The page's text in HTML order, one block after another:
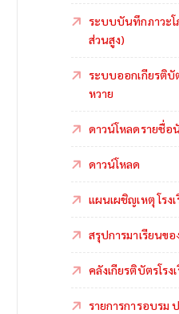
ระบบบันทึกภาวะ
ส่วนสูง)
ระบบออกเกียรติบั
หวาย
ดาวน์โหลดรายชื่อ
ดาวน์โหลด
แผนเผชิญเหตุ โร
สรุปการมาเรียนข
คลังเกียรติบัตรโรง
รายการการอบรม